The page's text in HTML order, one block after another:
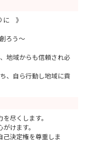
に 》
ろう～
地域からも信頼され必
、自ら行動し地域に貢
尽くします。
けます。
己決定権を尊重しま